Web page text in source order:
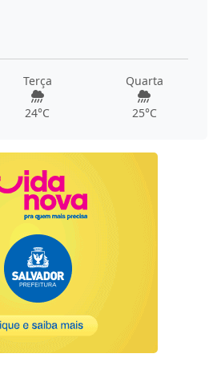
Terça
24°C
Quarta
25°C